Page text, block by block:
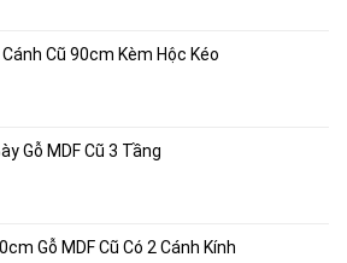
Cũ 90cm Kèm Hộc Kéo
Gỗ MDF Cũ 3 Tầng
Gỗ MDF Cũ Có 2 Cánh Kính